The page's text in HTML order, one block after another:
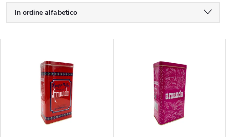
O
r
In ordine alfabetico
I più venduti